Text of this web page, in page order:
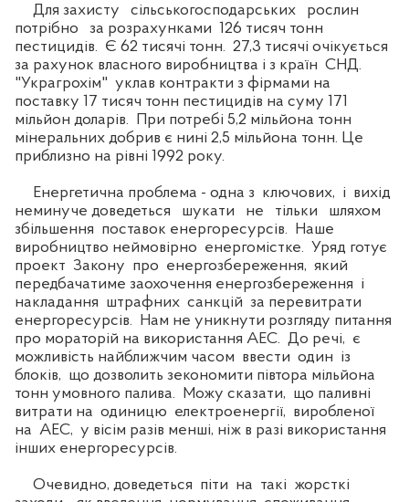
Для захисту сільськогосподарських рослин
потрібно за розрахунками 126 тисяч тонн
пестицидів. Є 62 тисячі тонн. 27,3 тисячі очікується
за рахунок власного виробництва і з країн СНД.
"Украгрохім" уклав контракти з фірмами на
поставку 17 тисяч тонн пестицидів на суму 171
мільйон доларів. При потребі 5,2 мільйона тонн
мінеральних добрив є нині 2,5 мільйона тонн. Це
приблизно на рівні 1992 року.
Енергетична проблема - одна з ключових, і вихід
неминуче доведеться шукати не тільки шляхом
збільшення поставок енергоресурсів. Наше
виробництво неймовірно енергомістке. Уряд готує
проект Закону про енергозбереження, який
передбачатиме заохочення енергозбереження і
накладання штрафних санкцій за перевитрати
енергоресурсів. Нам не уникнути розгляду питання
про мораторій на використання АЕС. До речі, є
можливість найближчим часом ввести один із
блоків, що дозволить зекономити півтора мільйона
тонн умовного палива. Можу сказати, що паливні
витрати на одиницю електроенергії, виробленої
на АЕС, у вісім разів менші, ніж в разі використання
інших енергоресурсів.
Очевидно, доведеться піти на такі жорсткі